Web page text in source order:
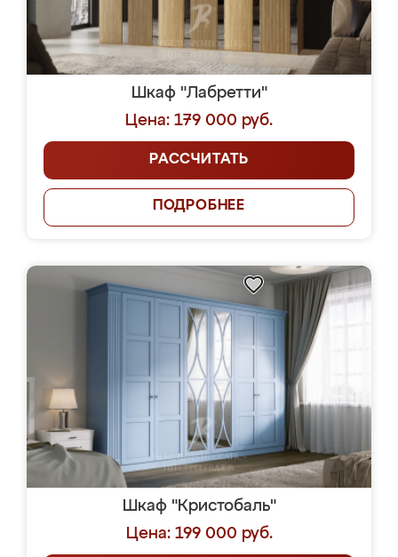
Шкаф "Лабретти"
Цена: 179 000 руб.
РАССЧИТАТЬ
ПОДРОБНЕЕ
Шкаф "Кристобаль"
Цена: 199 000 руб.